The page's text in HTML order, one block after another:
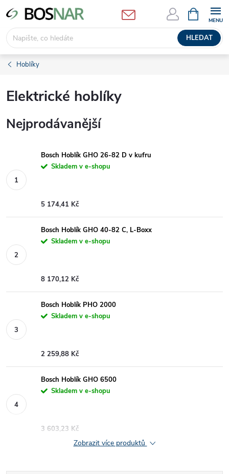
Přejít
na
obsah
HLEDAT
NÁKUPNÍ
KOŠÍK
Hoblíky
Elektrické hoblíky
Nejprodávanější
Bosch Hoblík GHO 26-82 D v kufru
Skladem v e-shopu
5 174,41 Kč
Bosch Hoblík GHO 40-82 C, L-Boxx
Skladem v e-shopu
8 170,12 Kč
Bosch Hoblík PHO 2000
Skladem v e-shopu
2 259,88 Kč
Bosch Hoblík GHO 6500
Skladem v e-shopu
3 603,23 Kč
Zobrazit více produktů